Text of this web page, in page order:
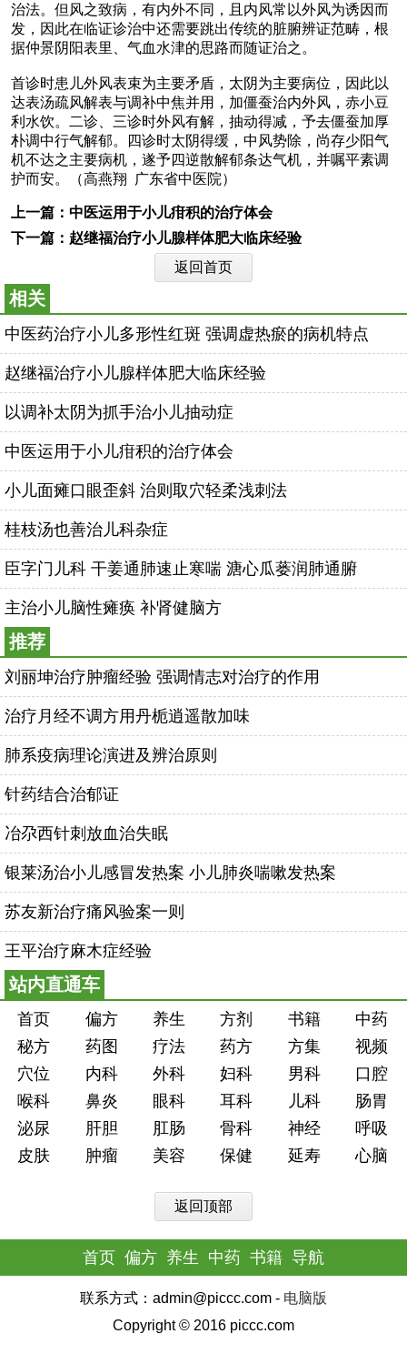
治法。但风之致病，有内外不同，且内风常以外风为诱因而
发，因此在临证诊治中还需要跳出传统的脏腑辨证范畴，根
据仲景阴阳表里、气血水津的思路而随证治之。
首诊时患儿外风表束为主要矛盾，太阴为主要病位，因此以
达表汤疏风解表与调补中焦并用，加僵蚕治内外风，赤小豆
利水饮。二诊、三诊时外风有解，抽动得减，予去僵蚕加厚
朴调中行气解郁。四诊时太阴得缓，中风势除，尚存少阳气
机不达之主要病机，遂予四逆散解郁条达气机，并嘱平素调
护而安。（高燕翔 广东省中医院）
上一篇： 中医运用于小儿疳积的治疗体会
下一篇： 赵继福治疗小儿腺样体肥大临床经验
返回首页
相关
中医药治疗小儿多形性红斑 强调虚热瘀的病机特点
赵继福治疗小儿腺样体肥大临床经验
以调补太阴为抓手治小儿抽动症
中医运用于小儿疳积的治疗体会
小儿面瘫口眼歪斜 治则取穴轻柔浅刺法
桂枝汤也善治儿科杂症
臣字门儿科 干姜通肺速止寒喘 溏心瓜蒌润肺通腑
主治小儿脑性瘫痪 补肾健脑方
推荐
刘丽坤治疗肿瘤经验 强调情志对治疗的作用
治疗月经不调方用丹栀逍遥散加味
肺系疫病理论演进及辨治原则
针药结合治郁证
冶尕西针刺放血治失眠
银莱汤治小儿感冒发热案 小儿肺炎喘嗽发热案
苏友新治疗痛风验案一则
王平治疗麻木症经验
站内直通车
首页 偏方 养生 方剂 书籍
中药
秘方
药图 疗法 药方 方集
视频
穴位
内科 外科 妇科 男科
口腔
喉科
鼻炎 眼科 耳科 儿科
肠胃
泌尿
肝胆 肛肠 骨科 神经
呼吸
皮肤
肿瘤 美容 保健 延寿 心脑
返回顶部
首页 偏方 养生 中药 书籍 导航
联系方式：admin@piccc.com - 电脑版
Copyright © 2016 piccc.com